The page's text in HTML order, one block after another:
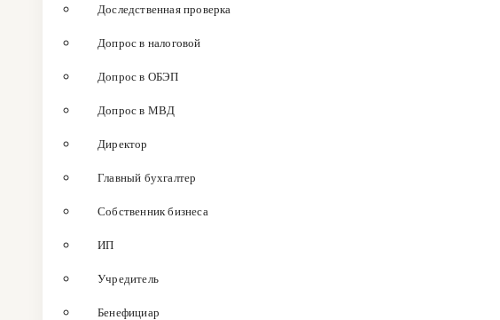
Доследственная проверка
Допрос в налоговой
Допрос в ОБЭП
Допрос в МВД
Директор
Главный бухгалтер
Собственник бизнеса
ИП
Учредитель
Бенефициар